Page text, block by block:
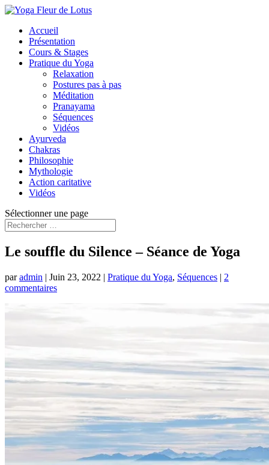
Accueil
Présentation
Cours & Stages
Pratique du Yoga
Relaxation
Postures pas à pas
Méditation
Pranayama
Séquences
Vidéos
Ayurveda
Chakras
Philosophie
Mythologie
Action caritative
Vidéos
Sélectionner une page
Le souffle du Silence – Séance de Yoga
paradmin | Juin 23, 2022 | Pratique du Yoga, Séquences | 2
commentaires